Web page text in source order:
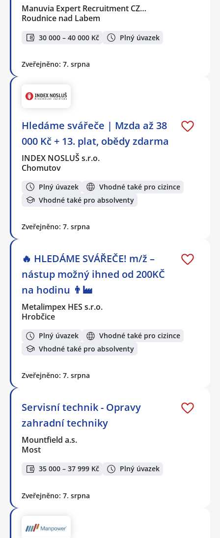
Manuvia Expert Recruitment CZ…
Roudnice nad Labem
30 000 – 40 000 Kč Plný úvazek
Zveřejněno: 7. srpna
Hledáme svářeče | Mzda až 38
000 Kč + 13. plat, obědy zdarma
INDEX NOSLUŠ s.r.o.
Chomutov
Plný úvazek
Vhodné také pro cizince
Vhodné také pro absolventy
Zveřejněno: 7. srpna
🔥 HLEDÁME SVÁŘEČE! m/ž –
nástup možný ihned od 200KČ
na hodinu 👨‍🏭
Metalimpex HES s.r.o.
Hrobčice
Plný úvazek
Vhodné také pro cizince
Vhodné také pro absolventy
Zveřejněno: 7. srpna
Servisní technik - Opravy
zahradní techniky
Mountfield a.s.
Most
35 000 – 37 999 Kč Plný úvazek
Zveřejněno: 7. srpna